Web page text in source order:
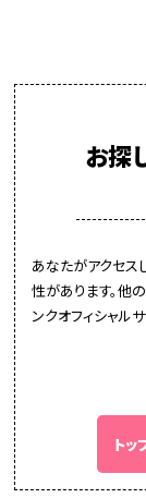
お探
あなたがアクセス
性があります。他
ンクオフィシャル
トッ